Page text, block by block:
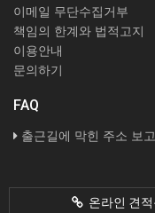
이메일 무단수집거부
책임의 한계와 법적고지
이용안내
문의하기
FAQ
출근길에 막힌 주소 보
온라인 견적